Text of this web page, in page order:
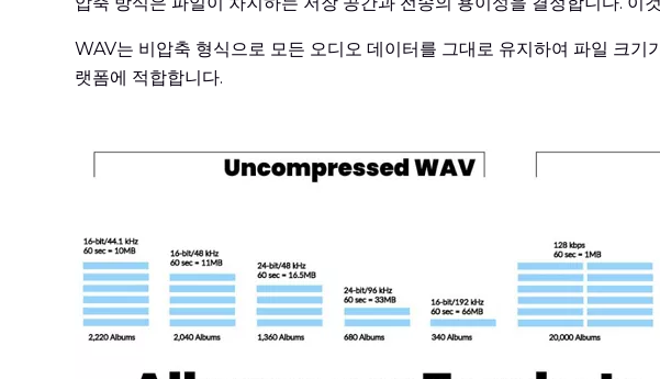
WAV는 비압축 형식으로 모든 오디오 데이터를 그대로 유지하여 파일 크
랫폼에 적합합니다.